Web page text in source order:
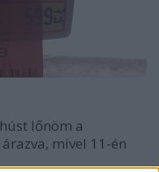
lőnöm a
mivel 11-én